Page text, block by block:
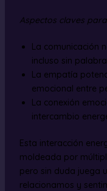
Aspectos claves
La comunicación
incluso sin
La empatía
emocional entre
La conexión
intercambio
Esta interacción
moldeada por
pero sin duda juega
relacionamos y